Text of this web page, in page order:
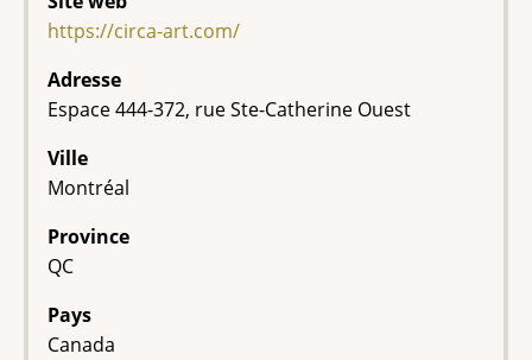
https://circa-art.com/
Adresse
Espace 444-372, rue Ste-Catherine Ouest
Ville
Montréal
Province
QC
Pays
Canada